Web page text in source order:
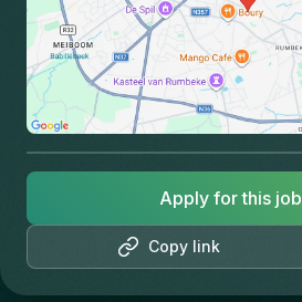
Copy link
Apply for this job